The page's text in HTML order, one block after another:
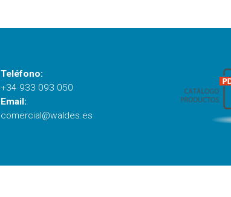
Teléfono:
+34 933 093 050
Email:
comercial@waldes.es